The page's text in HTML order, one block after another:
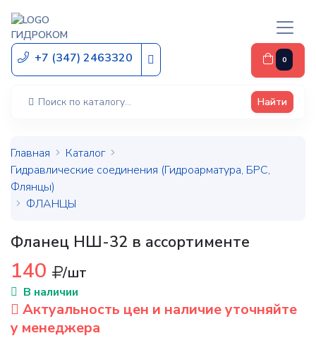
ГИДРОКОМ
+7 (347) 2463320 0
Найти
Главная
Каталог
Гидравлические соединения (Гидроарматура, БРС,
Флянцы)
ФЛАНЦЫ
Фланец НШ-32 в ассортименте
140 /шт
В наличии
Актуальность цен и наличие уточняйте
у менеджера